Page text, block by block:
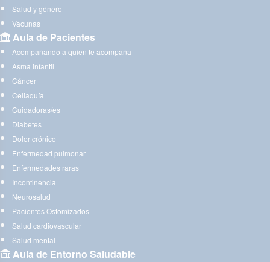
Salud y género
Vacunas
Aula de Pacientes
Acompañando a quien te acompaña
Asma infantil
Cáncer
Celiaquía
Cuidadoras/es
Diabetes
Dolor crónico
Enfermedad pulmonar
Enfermedades raras
Incontinencia
Neurosalud
Pacientes Ostomizados
Salud cardiovascular
Salud mental
Aula de Entorno Saludable